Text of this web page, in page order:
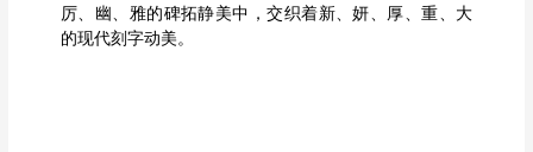
厉、幽、雅的碑拓静美中，交织着新、妍、厚、重、大
的现代刻字动美。